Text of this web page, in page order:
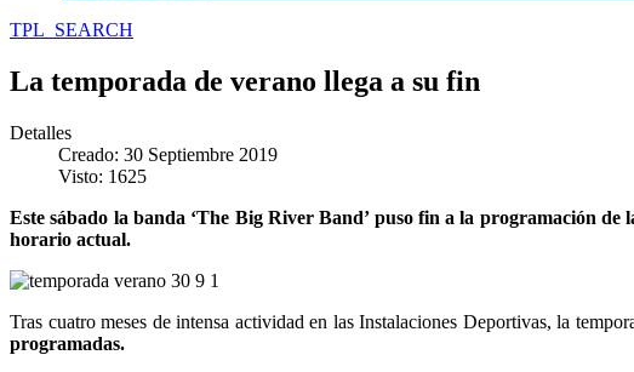
TPL_SEARCH
La temporada de verano llega a su fin
Detalles
Creado: 30 Septiembre 2019
Visto: 1625
Este sábado la banda ‘The Big River Band’ puso fin a la programación
horario actual.
Tras cuatro meses de intensa actividad en las Instalaciones Deportivas, la
programadas.